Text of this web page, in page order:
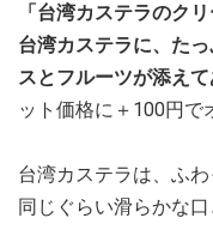
「台湾カステラのク
台湾カステラに、た
スとフルーツが添え
ット価格に＋100円で
台湾カステラは、ふ
同じぐらい滑らかな